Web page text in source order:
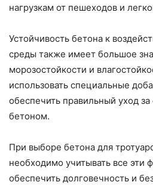
нагрузкам от пешеходов и
Устойчивость бетона к
среды также имеет большое
морозостойкости и
использовать специальные
обеспечить правильный уход
бетоном.
При выборе бетона для
необходимо учитывать все эти
обеспечить долговечность и